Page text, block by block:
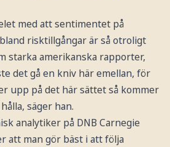
med att sentimentet på
risktillgångar är så otroligt
starka amerikanska rapporter,
det gå en kniv här emellan, för
upp på det här sättet så kommer
säger han.
analytiker på DNB Carnegie
att man gör bäst i att följa